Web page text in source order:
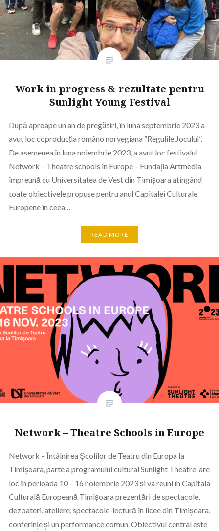
Work in progress & rezultate pentru
Sunlight Young Festival
După aproape un an de pregătiri, în luna septembrie 2023 a
avut loc coproducția româno norvegiana ”Regulile Jocului”.
De asemenea în luna noiembrie 2023, a avut loc festivalul
Network – Theatre schools in Europe – Fundația Artmedia
împreună cu Universitatea de Vest din Timișoara atingând
toate obiectivele propuse pentru anul Capitalei Culturale
Europene în ceea…
READ MORE
Network – Theatre Schools in Europe
Network – Întâlnirea Școlilor de Teatru din Europa la
Timișoara, parte a programului cultural Sunlight Theatre, are
loc în perioada 10 – 16 noiembrie 2023 și va reuni în Capitala
Culturală Europeană Timișoara prezentări de spectacole,
dezbateri, ateliere, spectacole-lectură în licee din Timișoara,
conferințe și un performance comun. Obiectivul central este